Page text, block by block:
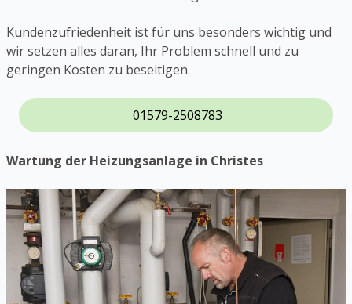
Kundenzufriedenheit ist für uns besonders wichtig und
wir setzen alles daran, Ihr Problem schnell und zu
geringen Kosten zu beseitigen.
01579-2508783
Wartung der Heizungsanlage in Christes